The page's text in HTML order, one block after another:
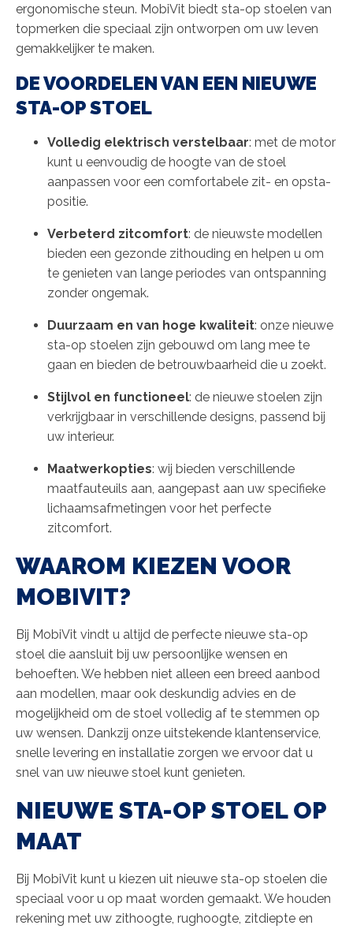
ergonomische steun. MobiVit biedt sta-op stoelen van
topmerken die speciaal zijn ontworpen om uw leven
gemakkelijker te maken.
DE VOORDELEN VAN EEN NIEUWE
STA-OP STOEL
Volledig elektrisch verstelbaar: met de motor
kunt u eenvoudig de hoogte van de stoel
aanpassen voor een comfortabele zit- en opsta-
positie.
Verbeterd zitcomfort: de nieuwste modellen
bieden een gezonde zithouding en helpen u om
te genieten van lange periodes van ontspanning
zonder ongemak.
Duurzaam en van hoge kwaliteit: onze nieuwe
sta-op stoelen zijn gebouwd om lang mee te
gaan en bieden de betrouwbaarheid die u zoekt.
Stijlvol en functioneel: de nieuwe stoelen zijn
verkrijgbaar in verschillende designs, passend bij
uw interieur.
Maatwerkopties: wij bieden verschillende
maatfauteuils aan, aangepast aan uw specifieke
lichaamsafmetingen voor het perfecte
zitcomfort.
WAAROM KIEZEN VOOR
MOBIVIT?
Bij MobiVit vindt u altijd de perfecte nieuwe sta-op
stoel die aansluit bij uw persoonlijke wensen en
behoeften. We hebben niet alleen een breed aanbod
aan modellen, maar ook deskundig advies en de
mogelijkheid om de stoel volledig af te stemmen op
uw wensen. Dankzij onze uitstekende klantenservice,
snelle levering en installatie zorgen we ervoor dat u
snel van uw nieuwe stoel kunt genieten.
NIEUWE STA-OP STOEL OP
MAAT
Bij MobiVit kunt u kiezen uit nieuwe sta-op stoelen die
speciaal voor u op maat worden gemaakt. We houden
rekening met uw zithoogte, rughoogte, zitdiepte en